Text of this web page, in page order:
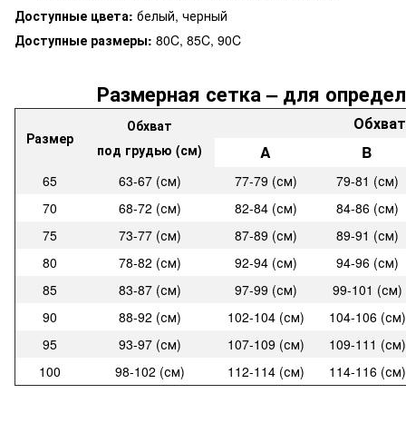
Доступные цвета: белый, черный
Доступные размеры: 80C, 85C, 90C
Размерная сетка – для
Размер
Обхват
под грудью (см)
A
B
65 63-67 (см) 77-79 (см)
79-81 (см)
70
68-72 (см) 82-84 (см)
84-86 (см)
75
73-77 (см) 87-89 (см)
89-91 (см)
80
78-82 (см) 92-94 (см)
94-96 (см)
85
83-87 (см) 97-99 (см)
99-101 (см)
90
88-92 (см) 102-104 (см)
104-106 (см)
95
93-97 (см) 107-109 (см)
109-111 (см)
100
98-102 (см) 112-114 (см) 114-116 (см)